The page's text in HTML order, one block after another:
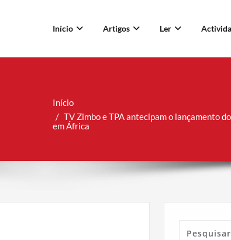
Início Artigos Ler
Início
TV Zimbo e TPA antecipam o lançamento
em África